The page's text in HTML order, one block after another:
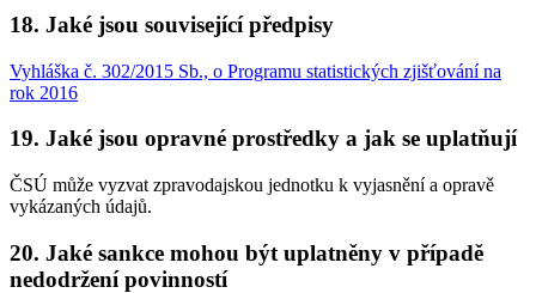
18. Jaké jsou související předpisy
Vyhláška č. 302/2015 Sb., o Programu statistických zjišťování na
rok 2016
19. Jaké jsou opravné prostředky a jak se uplatňují
ČSÚ může vyzvat zpravodajskou jednotku k vyjasnění a opravě
vykázaných údajů.
20. Jaké sankce mohou být uplatněny v případě
nedodržení povinností